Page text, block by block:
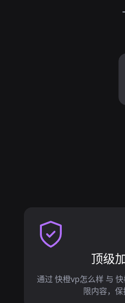
顶级
通过 快橙vp怎么样 与
限内容，保